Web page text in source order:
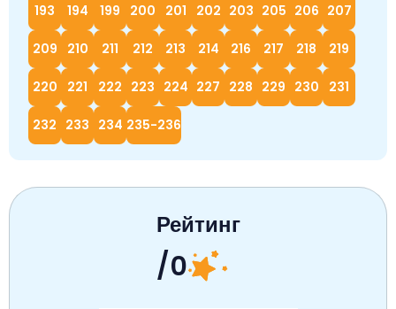
193 194 199 200 201 202 203 205 206 207
209 210 211 212 213 214 216 217 218 219
220 221 222 223 224 227 228 229 230 231
232 233 234 235-236
Рейтинг
/0